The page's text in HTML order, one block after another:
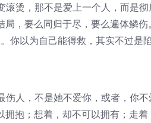
烫，那不是爱上一个人，而是彻
局，要么同归于尽，要么遍体鳞
你以为自己能得救，其实不过是
人，不是她不爱你，或者，你不
拥抱；想着，却不可以拥有；走